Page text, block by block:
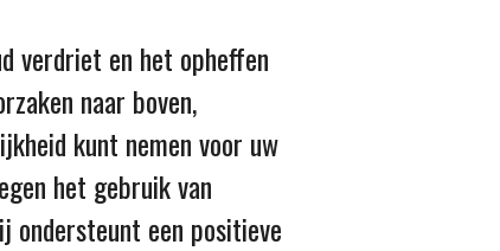
verdriet en het opheffen
naar boven,
kunt nemen voor uw
het gebruik van
ondersteunt een positieve